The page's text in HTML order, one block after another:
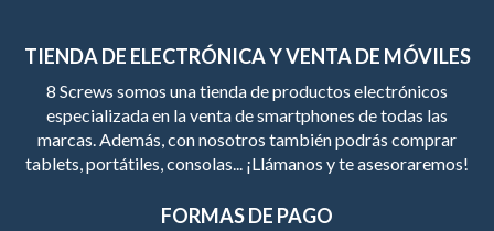
TIENDA DE ELECTRÓNICA Y VENTA DE MÓVILES
8 Screws somos una tienda de productos electrónicos
especializada en la venta de smartphones de todas las
marcas. Además, con nosotros también podrás comprar
tablets, portátiles, consolas... ¡Llámanos y te asesoraremos!
FORMAS DE PAGO